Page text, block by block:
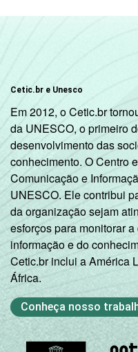
informação e
Cetic.br e Unesco
Em 2012, o Cetic.br
da UNESCO, o primeiro
desenvolvimento das
conhecimento. O Centro
Comunicação e
UNESCO. Ele contribui
da organização sejam
esforços para monitorar
informação e do
Cetic.br inclui a América
África.
Conheça nosso